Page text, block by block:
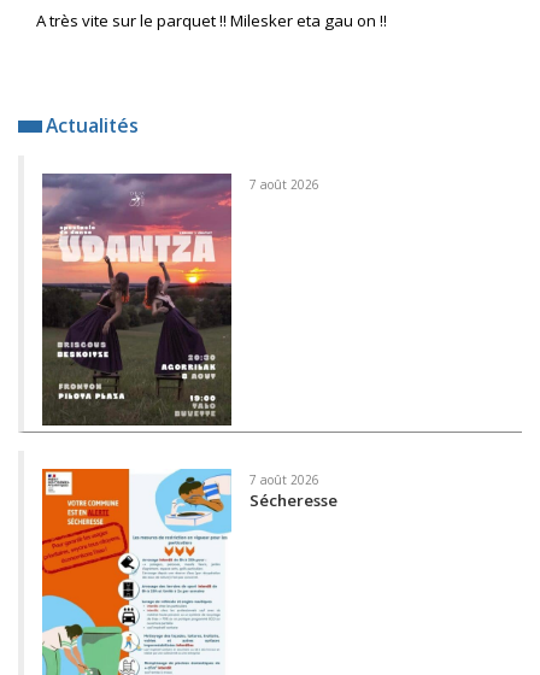
A très vite sur le parquet !! Milesker eta gau on !!
Actualités
7 août 2026
7 août 2026
Sécheresse